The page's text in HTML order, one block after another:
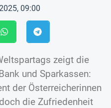
09:00
zeigt die
und Sparkassen:
der Österreicherinnen
die Zufriedenheit